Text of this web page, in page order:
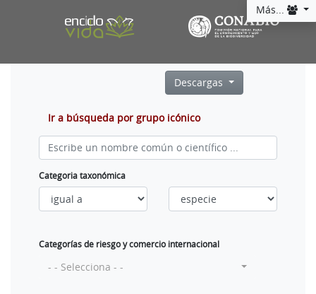
Más...
Descargas
Ir a búsqueda por grupo icónico
Categoria taxonómica
Categorías de riesgo y comercio internacional
- - Selecciona - -